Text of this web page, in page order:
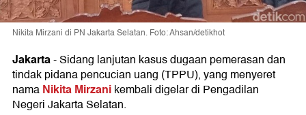
Nikita Mirzani di PN Jakarta Selatan. Foto: Ahsan/detikhot
Jakarta-Sidang lanjutan kasus dugaan pemerasan dan
tindak pidana pencucian uang (TPPU), yang menyeret
namaNikita Mirzanikembali digelar di Pengadilan
Negeri Jakarta Selatan.